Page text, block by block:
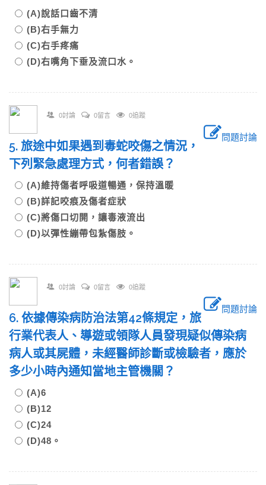
(A)說話口齒不清
(B)右手無力
(C)右手疼痛
(D)右嘴角下垂及流口水。
0討論 0留言 0追蹤
問題討論
5. 旅途中如果遇到毒蛇咬傷之情況，
下列緊急處理方式，何者錯誤？
(A)維持傷者呼吸道暢通，保持溫暖
(B)詳記咬痕及傷者症狀
(C)將傷口切開，讓毒液流出
(D)以彈性繃帶包紮傷肢。
0討論 0留言 0追蹤
問題討論
6. 依據傳染病防治法第42條規定，旅
行業代表人、導遊或領隊人員發現疑似傳染病
病人或其屍體，未經醫師診斷或檢驗者，應於
多少小時內通知當地主管機關？
(A)6
(B)12
(C)24
(D)48。